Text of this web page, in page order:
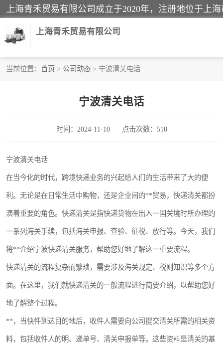
上海青禾贸易有限公司
当前位置： 首页 > 公司动态 > 宁波清关电话
宁波清关电话
时间：2024-11-10 点击次数：510
宁波清关电话
在当今化的时代，跨境快递业务的兴起给人们的生活带来了大的便
利。无论是在日常生活中购物，还是企业间的**贸易，快递清关都扮
演着重要的角色。快递清关是指快递货物在出入一国关境时所办理的
一系列海关手续，包括海关申报、查验、征税、放行等。今天，我们
将**介绍宁波快递清关服务，帮助您好地了解这一重要流程。
快递清关的流程复杂而繁琐，需要涉及海关规定、税则知识等多个方
面。在这里，我们就快递清关的一般流程进行简要介绍，以帮助您好
地了解整个过程。
**，当快件到达目的地后，收件人需要向公司提交清关所需的相关资
料，包括收件人的明、递单号、清关申报单等。这些资料是清关的基
家用电器报关
国际灯具清关